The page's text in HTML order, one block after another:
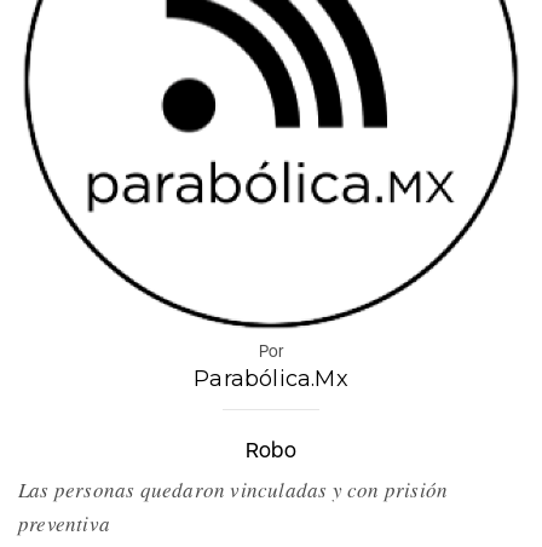
Por
Parabólica.Mx
Robo
Las personas quedaron vinculadas y con prisión
preventiva